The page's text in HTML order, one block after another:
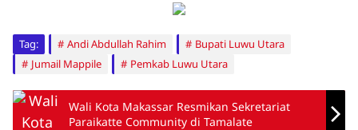
Tag: Andi Abdullah Rahim
Bupati Luwu Utara
Jumail Mappile
Pemkab Luwu Utara
Wali Kota Makassar Resmikan Sekretariat
Paraikatte Community di Tamalate